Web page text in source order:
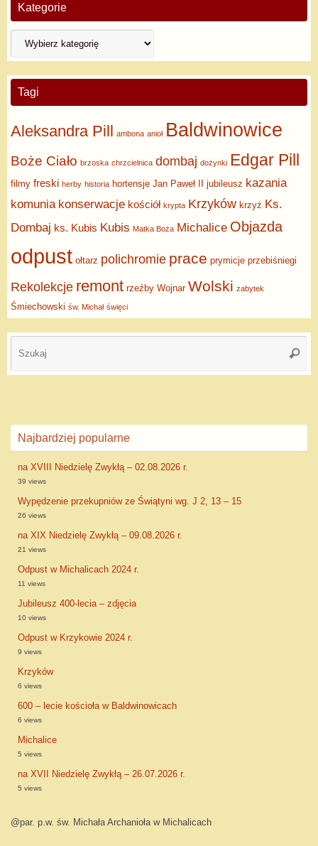
Kategorie
Tagi
Aleksandra Pill ambona anioł Baldwinowice
Boże Ciało brzoska chrzcielnica dombaj dożynki Edgar Pill
filmy freski herby historia hortensje Jan Paweł II jubileusz kazania
komunia konserwacje kościół krypta Krzyków krzyż Ks.
Dombaj ks. Kubis Kubis Matka Boża Michalice Objazda
odpust ołtarz polichromie prace prymicje przebiśniegi
Rekolekcje remont rzeźby Wojnar Wolski zabytek
Śmiechowski św. Michał święci
Najbardziej popularne
na XVIII Niedzielę Zwykłą – 02.08.2026 r.
39 views
Wypędzenie przekupniów ze Świątyni wg. J 2, 13 – 15
26 views
na XIX Niedzielę Zwykłą – 09.08.2026 r.
21 views
Odpust w Michalicach 2024 r.
11 views
Jubileusz 400-lecia – zdjęcia
10 views
Odpust w Krzykowie 2024 r.
9 views
Krzyków
6 views
600 – lecie kościoła w Baldwinowicach
6 views
Michalice
5 views
na XVII Niedzielę Zwykłą – 26.07.2026 r.
5 views
@par. p.w. św. Michała Archanioła w Michalicach